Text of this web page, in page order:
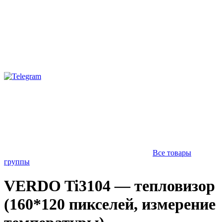
Все товары
группы
VERDO Ti3104 — тепловизор
(160*120 пикселей, измерение